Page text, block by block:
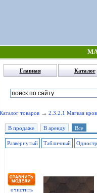
Главная Каталог
Каталог товаров→ 2.3.2.1 Мягкая
В продаже В аренду Все
Развёрнутый Табличный
очистить